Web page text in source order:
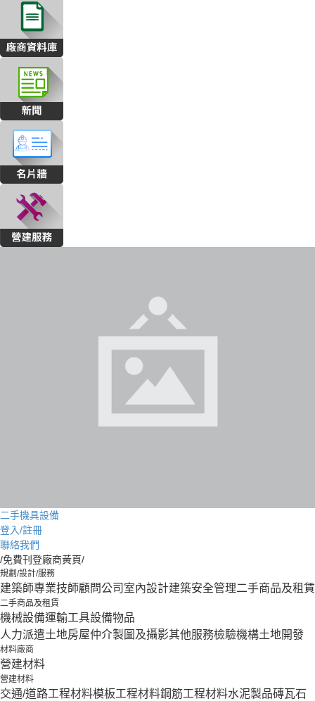
二手機具設備
登入/註冊
聯絡我們
/免費刊登廠商黃頁/
規劃/設計/服務
建築師專業技師顧問公司 室內設計建築安全管理二手商品及租賃
二手商品及租賃
機械設備運輸工具設備物品
人力派遣土地房屋仲介製圖及攝影其他服務檢驗機構土地開發
材料廠商
營建材料
營建材料
交通/道路工程材料模板工程材料鋼筋工程材料水泥製品磚瓦石